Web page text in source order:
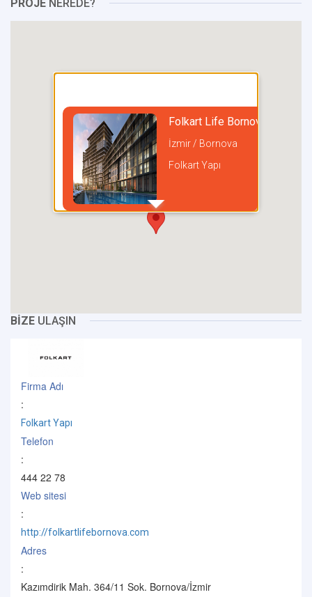
PROJE NEREDE?
Folkart Life Bornova
İzmir / Bornova
Folkart Yapı
BİZE ULAŞIN
Firma Adı
:
Folkart Yapı
Telefon
:
444 22 78
Web sitesi
:
http://folkartlifebornova.com
Adres
:
Kazımdirik Mah. 364/11 Sok. Bornova/İzmir